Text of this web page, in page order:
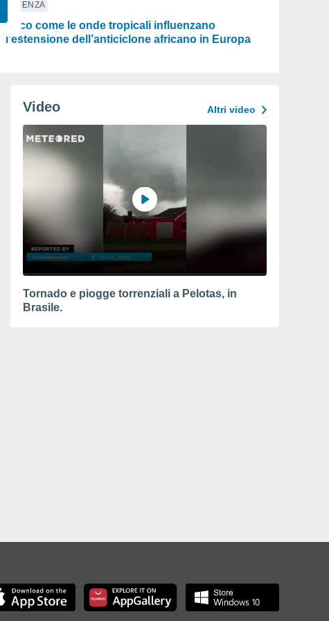
SCIENZA
Ecco come le onde tropicali influenzano
l’estensione dell’anticiclone africano in Europa
Video Altri video
Tornado e piogge torrenziali a Pelotas, in
Brasile.